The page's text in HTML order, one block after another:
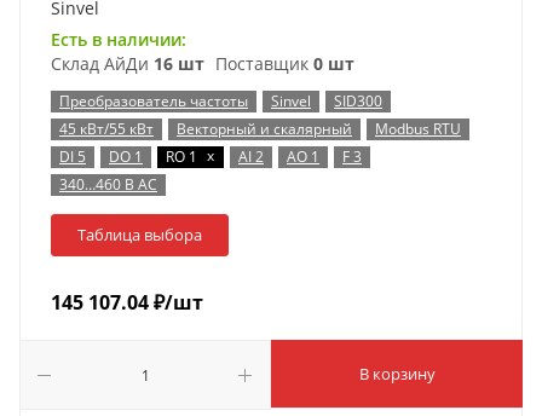
Sinvel
Есть в наличии:
Склад АйДи 16 шт Поставщик 0 шт
Преобразователь частоты Sinvel
SID300
45 кВт/55 кВт
Векторный и скалярный
Modbus RTU
DI 5
DO 1 RO 1 x AI 2 AO 1
F 3
340…460 В AC
Таблица выбора
145 107.04₽/шт
В корзину